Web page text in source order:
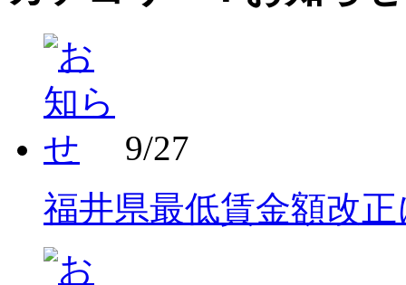
9/27
福井県最低賃金額改